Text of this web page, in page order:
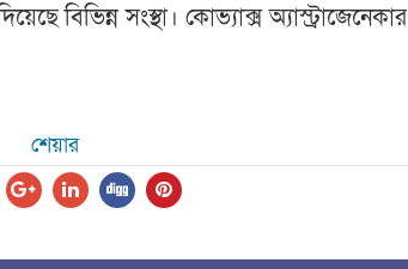
বিভিন্ন সংস্থা। কোভ্যাক্স
শেয়ার